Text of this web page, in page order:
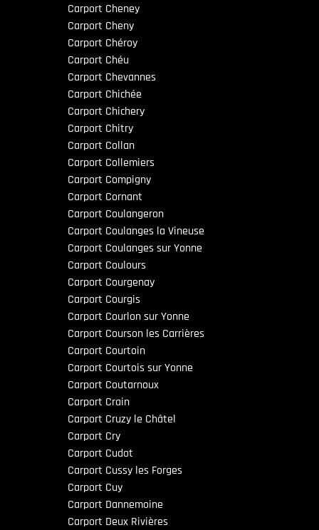
Carport Cheney
Carport Cheny
Carport Chéroy
Carport Chéu
Carport Chevannes
Carport Chichée
Carport Chichery
Carport Chitry
Carport Collan
Carport Collemiers
Carport Compigny
Carport Cornant
Carport Coulangeron
Carport Coulanges la Vineuse
Carport Coulanges sur Yonne
Carport Coulours
Carport Courgenay
Carport Courgis
Carport Courlon sur Yonne
Carport Courson les Carrières
Carport Courtoin
Carport Courtois sur Yonne
Carport Coutarnoux
Carport Crain
Carport Cruzy le Châtel
Carport Cry
Carport Cudot
Carport Cussy les Forges
Carport Cuy
Carport Dannemoine
Carport Deux Rivières